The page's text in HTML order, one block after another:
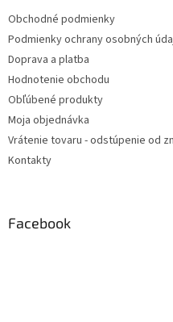
Obchodné podmienky
Podmienky ochrany osobných
Doprava a platba
Hodnotenie obchodu
Obľúbené produkty
Moja objednávka
Vrátenie tovaru - odstúpenie od
Kontakty
Facebook